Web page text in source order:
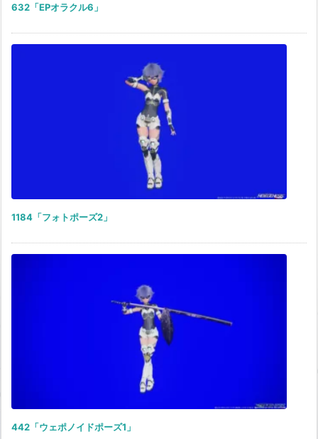
632「EPオラクル6」
1184「フォトポーズ2」
442「ウェポノイドポーズ1」